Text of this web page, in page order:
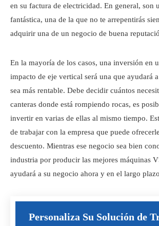
en su factura de electricidad. En general, son
fantástica, una de la que no te arrepentirás
adquirir una de un negocio de buena
En la mayoría de los casos, una inversión en
impacto de eje vertical será una que ayudará
sea más rentable. Debe decidir cuántos
canteras donde está rompiendo rocas, es
invertir en varias de ellas al mismo tiempo.
de trabajar con la empresa que puede
descuento. Mientras ese negocio sea bien
industria por producir las mejores máquinas
ayudará a su negocio ahora y en el largo
Personaliza Su Solución de